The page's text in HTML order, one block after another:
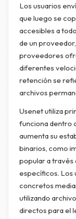
Los usuarios
que luego se
accesibles a
de un
proveedores
diferentes
retención se
archivos
Usenet utiliza
funciona dentro
aumenta su
binarios, como
popular a través
específicos. Los
concretos
utilizando
directos para el